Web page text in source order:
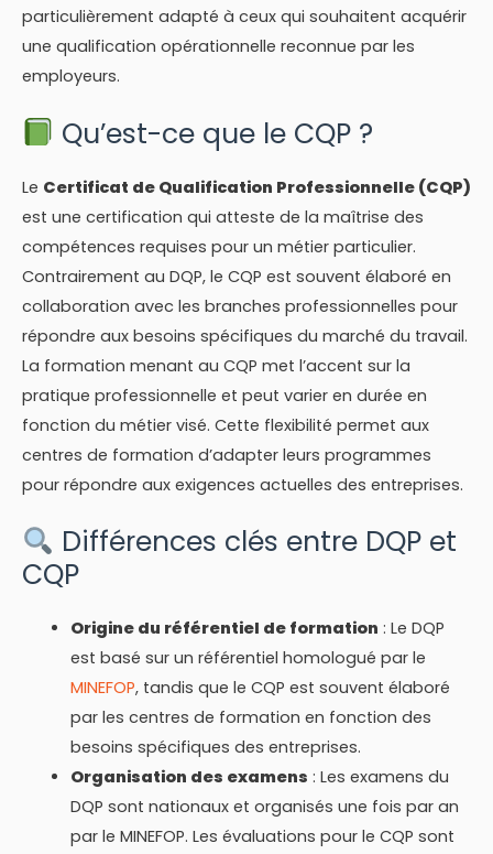
particulièrement adapté à ceux qui souhaitent acquérir
une qualification opérationnelle reconnue par les
employeurs.
Qu’est-ce que le CQP ?
Le Certificat de Qualification Professionnelle (CQP)
est une certification qui atteste de la maîtrise des
compétences requises pour un métier particulier.
Contrairement au DQP, le CQP est souvent élaboré en
collaboration avec les branches professionnelles pour
répondre aux besoins spécifiques du marché du travail.
La formation menant au CQP met l’accent sur la
pratique professionnelle et peut varier en durée en
fonction du métier visé. Cette flexibilité permet aux
centres de formation d’adapter leurs programmes
pour répondre aux exigences actuelles des entreprises.
Différences clés entre DQP et
CQP
Origine du référentiel de formation : Le DQP
est basé sur un référentiel homologué par le
MINEFOP, tandis que le CQP est souvent élaboré
par les centres de formation en fonction des
besoins spécifiques des entreprises.
Organisation des examens : Les examens du
DQP sont nationaux et organisés une fois par an
par le MINEFOP. Les évaluations pour le CQP sont